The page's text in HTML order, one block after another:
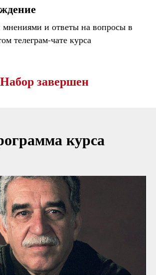
и ответы на вопросы в
телеграм-чате курса
Набор завершен
курса